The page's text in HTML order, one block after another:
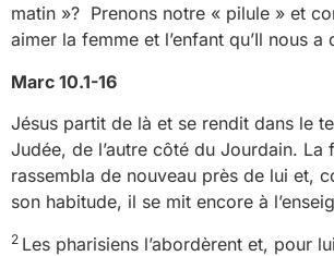
matin »? Prenons notre « pilule » et
aimer la femme et l’enfant qu’Il nous a
Marc 10.1-16
Jésus partit de là et se rendit dans le
Judée, de l’autre côté du Jourdain. La
rassembla de nouveau près de lui et,
son habitude, il se mit encore à
2 Les pharisiens l’abordèrent et, pour